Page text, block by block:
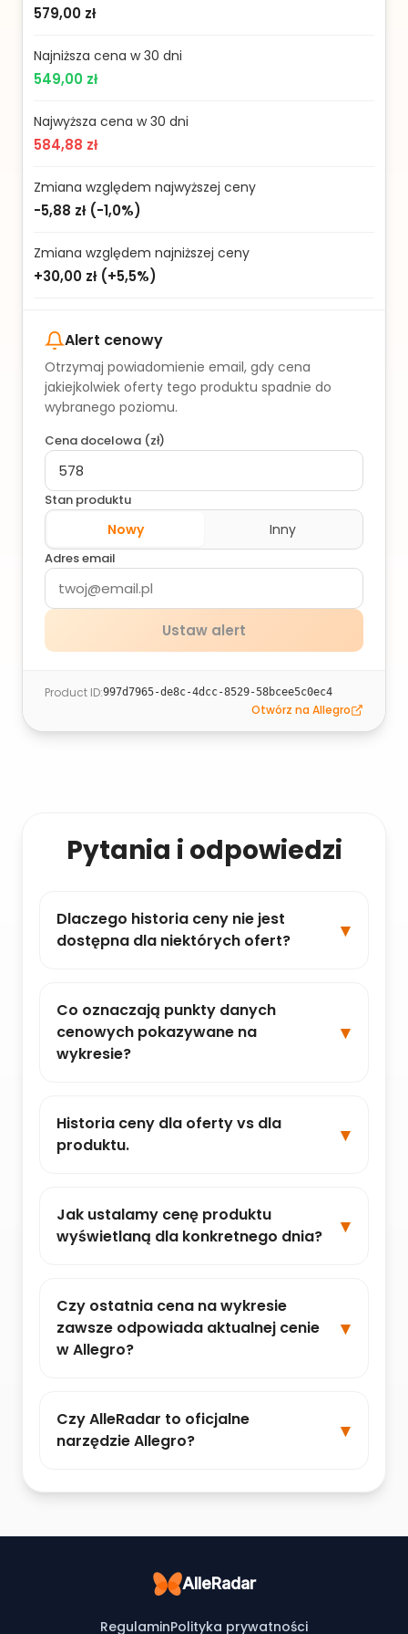
579,00 zł
Najniższa cena w 30 dni
549,00 zł
Najwyższa cena w 30 dni
584,88 zł
Zmiana względem najwyższej ceny
-5,88 zł(-1,0%)
Zmiana względem najniższej ceny
+30,00 zł(+5,5%)
Alert cenowy
Otrzymaj powiadomienie email, gdy cena
jakiejkolwiek oferty tego produktu spadnie do
wybranego poziomu.
Cena docelowa (zł)
Stan produktu
Nowy Inny
Adres email
Ustaw alert
Product ID:997d7965-de8c-4dcc-8529-58bcee5c0ec4
Otwórz na Allegro
Pytania i odpowiedzi
Dlaczego historia ceny nie jest
dostępna dla niektórych ofert?
Co oznaczają punkty danych
cenowych pokazywane na
wykresie?
Historia ceny dla oferty vs dla
produktu.
Jak ustalamy cenę produktu
wyświetlaną dla konkretnego dnia?
Czy ostatnia cena na wykresie
zawsze odpowiada aktualnej cenie
w Allegro?
Czy AlleRadar to oficjalne
narzędzie Allegro?
AlleRadar
RegulaminPolityka prywatności